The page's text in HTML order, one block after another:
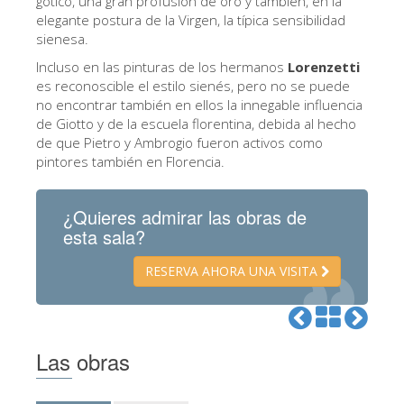
La Torre de Arnolfo
Palazzo Vecchio
Santa Maria Novella
Santa Croce
Reserve ahora
Sólo billetes con entrada rápida
ES
elegante postura de la Virgen, la típica sensibilidad
sienesa.
Incluso en las pinturas de los hermanos Lorenzetti
es reconoscible el estilo sienés, pero no se puede
no encontrar también en ellos la innegable influencia
de Giotto y de la escuela florentina, debida al hecho
de que Pietro y Ambrogio fueron activos como
pintores también en Florencia.
¿Quieres admirar las obras de
esta sala?
RESERVA AHORA UNA VISITA
Las obras